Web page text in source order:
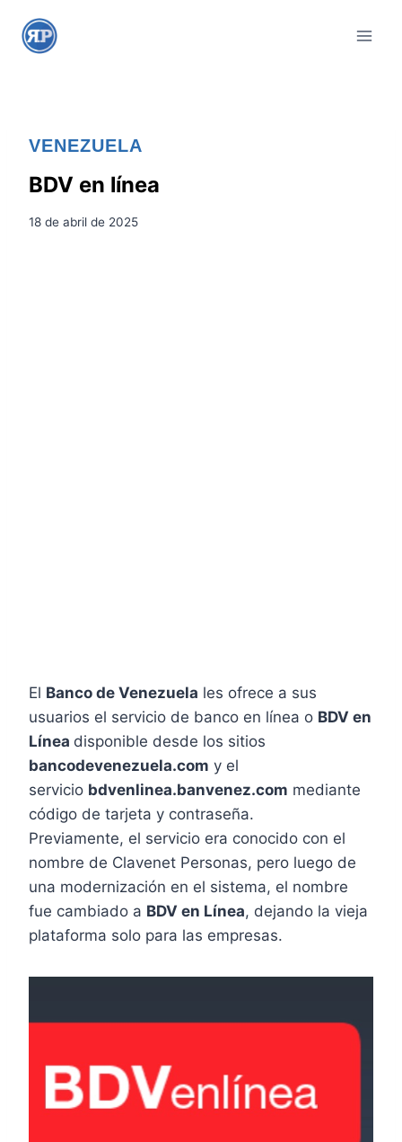
VENEZUELA
BDV en línea
18 de abril de 2025
El Banco de Venezuela les ofrece a sus
usuarios el servicio de banco en línea o BDV en
Línea disponible desde los sitios
bancodevenezuela.com y el
servicio bdvenlinea.banvenez.com mediante
código de tarjeta y contraseña.
Previamente, el servicio era conocido con el
nombre de Clavenet Personas, pero luego de
una modernización en el sistema, el nombre
fue cambiado a BDV en Línea, dejando la vieja
plataforma solo para las empresas.